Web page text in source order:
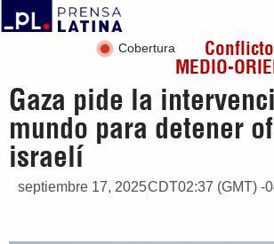
Cobertura
Conflicto
MEDIO-
Gaza pide la
mundo para detener
israelí
septiembre 17, 2025CDT02:37 (GMT) -